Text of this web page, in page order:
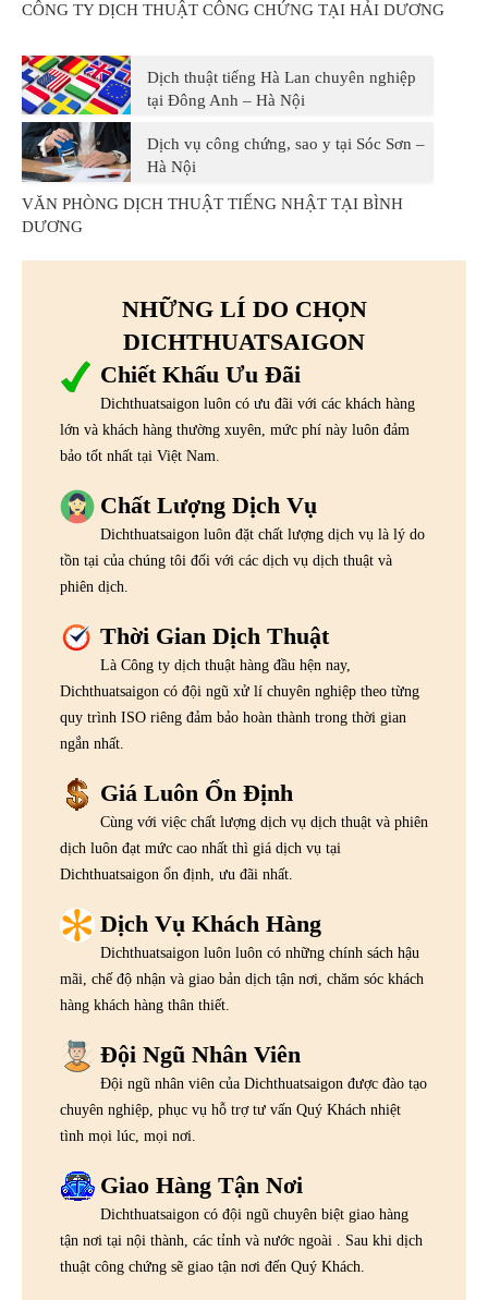
CÔNG TY DỊCH THUẬT CÔNG CHỨNG TẠI HẢI DƯƠNG
Dịch thuật tiếng Hà Lan chuyên nghiệp
tại Đông Anh – Hà Nội
Dịch vụ công chứng, sao y tại Sóc Sơn –
Hà Nội
VĂN PHÒNG DỊCH THUẬT TIẾNG NHẬT TẠI BÌNH
DƯƠNG
NHỮNG LÍ DO CHỌN
DICHTHUATSAIGON
Chiết Khấu Ưu Đãi
Dichthuatsaigon luôn có ưu đãi với các khách hàng
lớn và khách hàng thường xuyên, mức phí này luôn đảm
bảo tốt nhất tại Việt Nam.
Chất Lượng Dịch Vụ
Dichthuatsaigon luôn đặt chất lượng dịch vụ là lý do
tồn tại của chúng tôi đối với các dịch vụ dịch thuật và
phiên dịch.
Thời Gian Dịch Thuật
Là Công ty dịch thuật hàng đầu hện nay,
Dichthuatsaigon có đội ngũ xử lí chuyên nghiệp theo từng
quy trình ISO riêng đảm bảo hoàn thành trong thời gian
ngắn nhất.
Giá Luôn Ổn Định
Cùng với việc chất lượng dịch vụ dịch thuật và phiên
dịch luôn đạt mức cao nhất thì giá dịch vụ tại
Dichthuatsaigon ổn định, ưu đãi nhất.
Dịch Vụ Khách Hàng
Dichthuatsaigon luôn luôn có những chính sách hậu
mãi, chế độ nhận và giao bản dịch tận nơi, chăm sóc khách
hàng khách hàng thân thiết.
Đội Ngũ Nhân Viên
Đội ngũ nhân viên của Dichthuatsaigon được đào tạo
chuyên nghiệp, phục vụ hỗ trợ tư vấn Quý Khách nhiệt
tình mọi lúc, mọi nơi.
Giao Hàng Tận Nơi
Dichthuatsaigon có đội ngũ chuyên biệt giao hàng
tận nơi tại nội thành, các tỉnh và nước ngoài . Sau khi dịch
thuật công chứng sẽ giao tận nơi đến Quý Khách.